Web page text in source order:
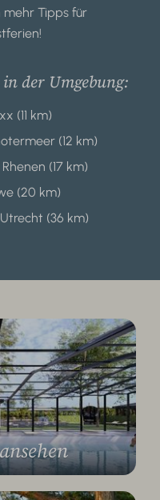
Tipps für
der Umgebung:
(11 km)
(12 km)
(17 km)
(20 km)
(36 km)